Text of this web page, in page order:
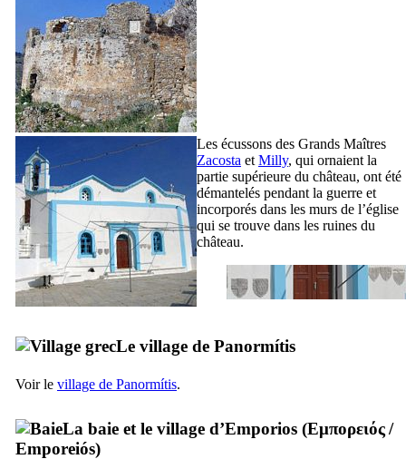
Les écussons des Grands Maîtres
Zacosta et Milly, qui ornaient la
partie supérieure du château, ont été
démantelés pendant la guerre et
incorporés dans les murs de l’église
qui se trouve dans les ruines du
château.
Le village de Panormítis
Voir le village de Panormítis.
La baie et le village d’Emporios (Εμπορειός/
Emporeiós)